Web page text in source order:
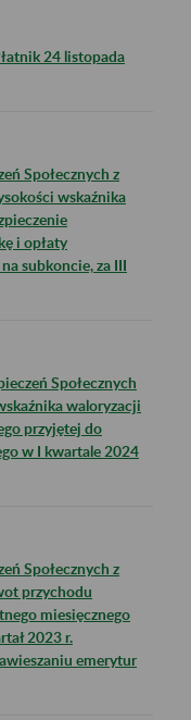
24 listopada
Społecznych z
wskaźnika
i opłaty
subkoncie, za III
Społecznych
waloryzacji
przyjętej do
w I kwartale 2024
Społecznych z
przychodu
miesięcznego
2023 r.
emerytur